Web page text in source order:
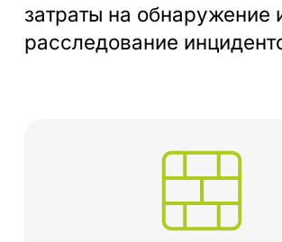
затраты на обнаружение
расследование